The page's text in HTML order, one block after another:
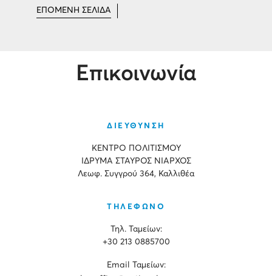
ΕΠΟΜΕΝΗ ΣΕΛΙΔΑ
Επικοινωνία
ΔΙΕΥΘΥΝΣΗ
ΚΕΝΤΡΟ ΠΟΛΙΤΙΣΜΟΥ
ΙΔΡΥΜΑ ΣΤΑΥΡΟΣ ΝΙΑΡΧΟΣ
Λεωφ. Συγγρού 364, Καλλιθέα
ΤΗΛΕΦΩΝΟ
Τηλ. Ταμείων:
+30 213 0885700
Εmail Ταμείων: